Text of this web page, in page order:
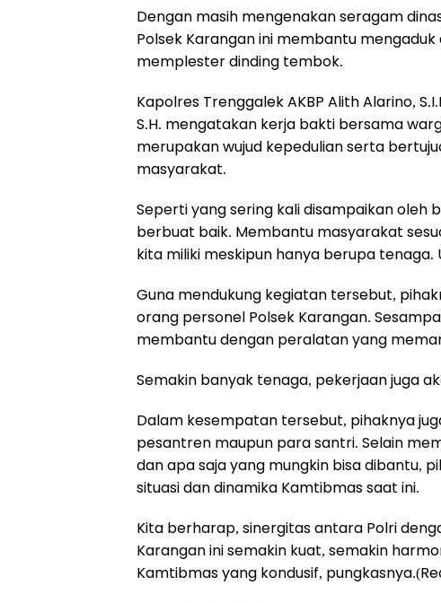
Dengan masih mengenakan seragam
Polsek Karangan ini membantu
memplester dinding tembok.
Kapolres Trenggalek AKBP Alith Alarino,
S.H. mengatakan kerja bakti bersama
merupakan wujud kepedulian serta
masyarakat.
Seperti yang sering kali disampaikan oleh
berbuat baik. Membantu masyarakat
kita miliki meskipun hanya berupa tenaga.
Guna mendukung kegiatan tersebut,
orang personel Polsek Karangan.
membantu dengan peralatan yang
Semakin banyak tenaga, pekerjaan juga
Dalam kesempatan tersebut, pihaknya
pesantren maupun para santri. Selain
dan apa saja yang mungkin bisa dibantu,
situasi dan dinamika Kamtibmas saat ini.
Kita berharap, sinergitas antara Polri
Karangan ini semakin kuat, semakin
Kamtibmas yang kondusif,